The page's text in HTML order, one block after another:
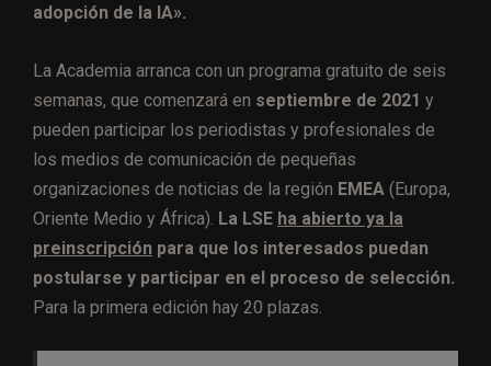
adopción de la IA».
La Academia arranca con un programa gratuito de seis
semanas, que comenzará en septiembre de 2021 y
pueden participar los periodistas y profesionales de
los medios de comunicación de pequeñas
organizaciones de noticias de la región EMEA (Europa,
Oriente Medio y África). La LSE ha abierto ya la
preinscripción para que los interesados puedan
postularse y participar en el proceso de selección.
Para la primera edición hay 20 plazas.